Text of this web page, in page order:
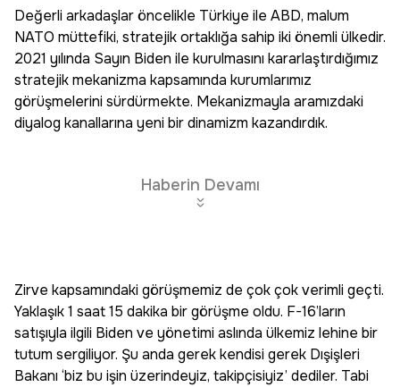
Değerli arkadaşlar öncelikle Türkiye ile ABD, malum
NATO müttefiki, stratejik ortaklığa sahip iki önemli ülkedir.
2021 yılında Sayın Biden ile kurulmasını kararlaştırdığımız
stratejik mekanizma kapsamında kurumlarımız
görüşmelerini sürdürmekte. Mekanizmayla aramızdaki
diyalog kanallarına yeni bir dinamizm kazandırdık.
Haberin Devamı
Zirve kapsamındaki görüşmemiz de çok çok verimli geçti.
Yaklaşık 1 saat 15 dakika bir görüşme oldu. F-16’ların
satışıyla ilgili Biden ve yönetimi aslında ülkemiz lehine bir
tutum sergiliyor. Şu anda gerek kendisi gerek Dışişleri
Bakanı ‘biz bu işin üzerindeyiz, takipçisiyiz’ dediler. Tabi